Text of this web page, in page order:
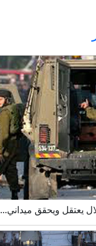
يعتقل ويحقق ميداني...